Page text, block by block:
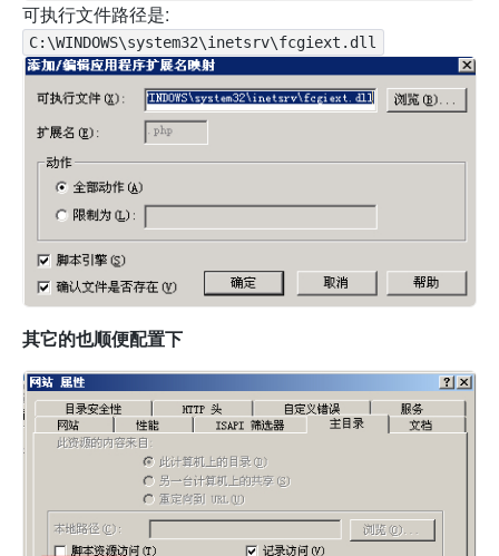
可执行文件路径是:
C:\WINDOWS\system32\inetsrv\fcgiext.dll
其它的也顺便配置下